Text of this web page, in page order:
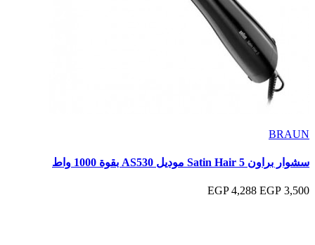
BRAUN
سشوار براون Satin Hair 5 موديل AS530 بقوة 1000 واط
3,500 EGP
4,288 EGP